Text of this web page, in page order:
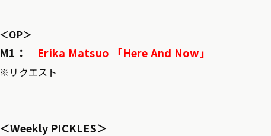
＜OP＞
M1： Erika Matsuo 「Here And Now」
※リクエスト
＜Weekly PICKLES＞